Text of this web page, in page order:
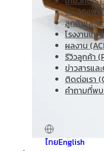
ประวัติแพร่
ลูกค้าและพ
โรงงานแพ
ผลงาน
รีวิวลูกค้า
ข่าวสารแล
ติดต่อเรา
คำถามที่พ
English
ไทย